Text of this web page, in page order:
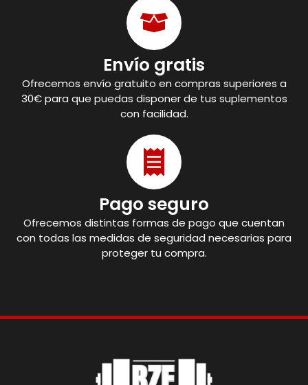
Envío gratis
Ofrecemos envío gratuito en compras superiores a
30€ para que puedas disponer de tus suplementos
con facilidad.
Pago seguro
Ofrecemos distintas formas de pago que cuentan
con todas las medidas de seguridad necesarias para
proteger tu compra.